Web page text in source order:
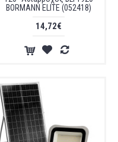
BORMANN ELITE (052418)
14,72€